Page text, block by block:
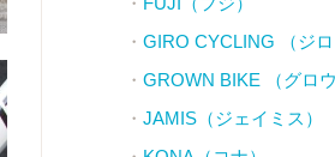
GIRO CYCLING （ジロ
GROWN BIKE （グロ
JAMIS（ジェイミス）